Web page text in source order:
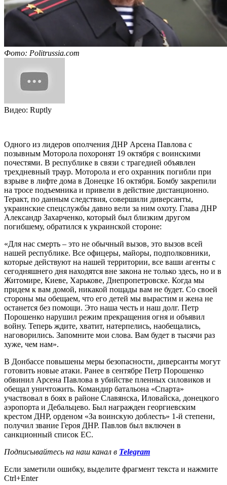
Фото: Politrussia.com
Видео: Ruptly
Одного из лидеров ополчения ДНР Арсена Павлова с
позывным Моторола похоронят 19 октября с воинскими
почестями. В республике в связи с трагедией объявлен
трехдневный траур. Моторола и его охранник погибли при
взрыве в лифте дома в Донецке 16 октября. Бомбу закрепили
на тросе подъемника и привели в действие дистанционно.
Теракт, по данным следствия, совершили диверсанты,
украинские спецслужбы давно вели за ним охоту. Глава ДНР
Александр Захарченко, который был близким другом
погибшему, обратился к украинской стороне:
«Для нас смерть – это не обычный вызов, это вызов всей
нашей республике. Все офицеры, майоры, подполковники,
которые действуют на нашей территории, все ваши агенты с
сегодняшнего дня находятся вне закона не только здесь, но и в
Житомире, Киеве, Харькове, Днепропетровске. Когда мы
придем к вам домой, никакой пощады вам не будет. Со своей
стороны мы обещаем, что его детей мы вырастим и жена не
останется без помощи. Это наша честь и наш долг. Петр
Порошенко нарушил режим прекращения огня и объявил
войну. Теперь ждите, хватит, натерпелись, наобещались,
наговорились. Запомните мои слова. Вам будет в тысячи раз
хуже, чем нам».
В Донбассе повышены меры безопасности, диверсанты могут
готовить новые атаки. Ранее в сентябре Петр Порошенко
обвинил Арсена Павлова в убийстве пленных силовиков и
обещал уничтожить. Командир батальона «Спарта»
участвовал в боях в районе Славянска, Иловайска, донецкого
аэропорта и Дебальцево. Был награжден георгиевским
крестом ДНР, орденом «За воинскую доблесть» 1-й степени,
получил звание Героя ДНР. Павлов был включен в
санкционный список ЕС.
Подписывайтесь на наш канал в Telegram
Если заметили ошибку, выделите фрагмент текста и нажмите
Ctrl+Enter